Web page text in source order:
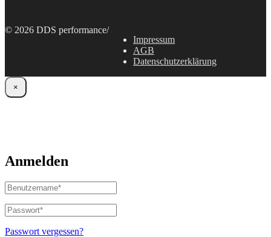
© 2026 DDS performance/
Impressum
AGB
Datenschutzerklärung
×
Anmelden
Benutzername
oder
E-
Mail-
Adresse*
Passwort*
Erforderlich
Passwort vergessen?